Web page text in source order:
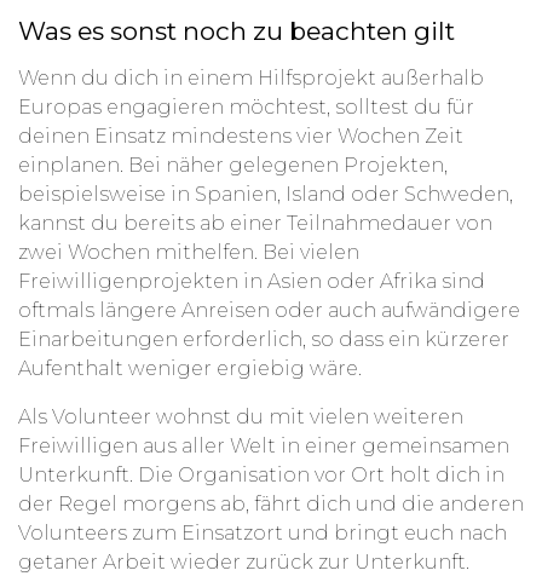
Was es sonst noch zu beachten gilt
Wenn du dich in einem Hilfsprojekt außerhalb
Europas engagieren möchtest, solltest du für
deinen Einsatz mindestens vier Wochen Zeit
einplanen. Bei näher gelegenen Projekten,
beispielsweise in Spanien, Island oder Schweden,
kannst du bereits ab einer Teilnahmedauer von
zwei Wochen mithelfen. Bei vielen
Freiwilligenprojekten in Asien oder Afrika sind
oftmals längere Anreisen oder auch aufwändigere
Einarbeitungen erforderlich, so dass ein kürzerer
Aufenthalt weniger ergiebig wäre.
Als Volunteer wohnst du mit vielen weiteren
Freiwilligen aus aller Welt in einer gemeinsamen
Unterkunft. Die Organisation vor Ort holt dich in
der Regel morgens ab, fährt dich und die anderen
Volunteers zum Einsatzort und bringt euch nach
getaner Arbeit wieder zurück zur Unterkunft.